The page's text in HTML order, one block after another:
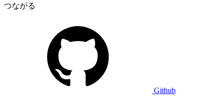
つながる
Github